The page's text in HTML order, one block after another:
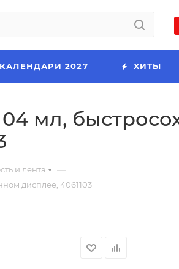
КАЛЕНДАРИ 2027 ХИТЫ
мл,
и лента —
дисплее, 4061103